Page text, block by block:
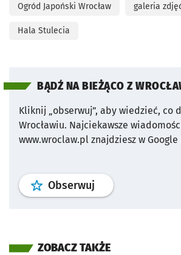
Ogród Japoński Wrocław galeria
Hala Stulecia
BĄDŹ NA BIEŻĄCO Z
Kliknij „obserwuj”, aby wiedzieć, co
Wrocławiu. Najciekawsze
www.wroclaw.pl znajdziesz w Google
Obserwuj profil
ZOBACZ TAKŻE